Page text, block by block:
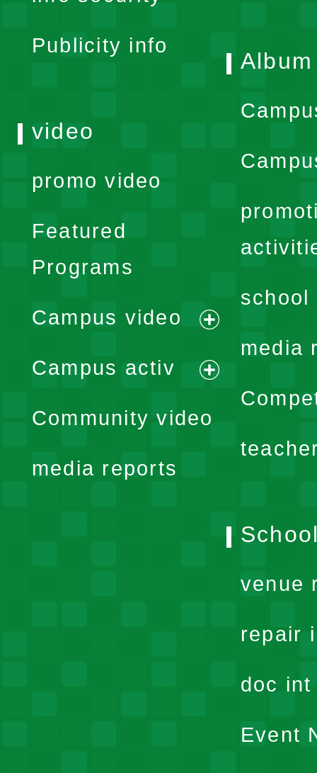
Publicity info
Album
school
media
video
promo video
Featured
Programs
Campus video
expand
menu
Campus activ
expand
Community video
media reports
venue
repair
doc
Event